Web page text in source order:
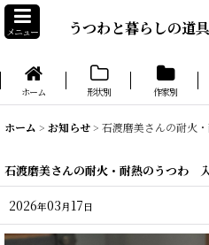
メニュー うつわと暮らしの
ホーム 形状別 作家別
ホーム > お知らせ> 石渡磨美さんの耐火
石渡磨美さんの耐火・耐熱のうつわ 入
2026年03月 17 日